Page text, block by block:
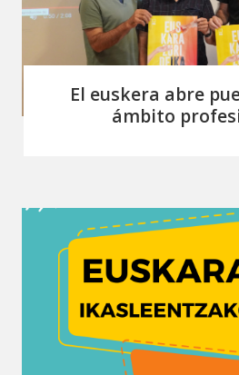
El euskera abre
ámbito